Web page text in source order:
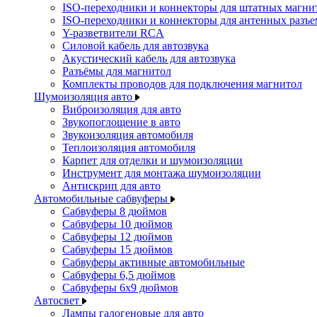
ISO-переходники и коннекторы для штатных
ISO-переходники и коннекторы для антенных
Y-разветвители RCA
Силовой кабель для автозвука
Акустический кабель для автозвука
Разъёмы для магнитол
Комплекты проводов для подключения магнитол
Шумоизоляция авто
Виброизоляция для авто
Звукопоглощение в авто
Звукоизоляция автомобиля
Теплоизоляция автомобиля
Карпет для отделки и шумоизоляции
Инструмент для монтажа шумоизоляции
Антискрип для авто
Автомобильные сабвуферы
Сабвуферы 8 дюймов
Сабвуферы 10 дюймов
Сабвуферы 12 дюймов
Сабвуферы 15 дюймов
Сабвуферы активные автомобильные
Сабвуферы 6,5 дюймов
Сабвуферы 6x9 дюймов
Автосвет
Лампы галогеновые для авто